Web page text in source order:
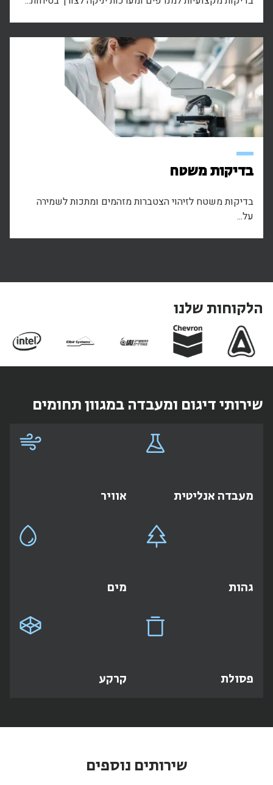
בדיקות משטח
בדיקות משטח לזיהוי הצטברות מזהמים ומתכות לשמירה
על...
הלקוחות שלנו
שירותי דיגום ומעבדה במגוון תחומים
מעבדה אנליטית אוויר
גהות מים
פסולת קרקע
שירותים נוספים